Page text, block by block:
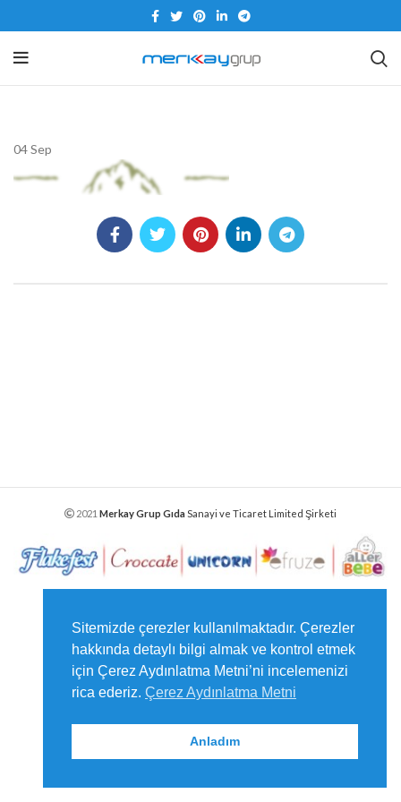
04Sep
2021 Merkay Grup GıdaSanayi ve Ticaret Limited Şirketi
Sitemizde çerezler kullanılmaktadır. Çerezler
hakkında detaylı bilgi almak ve kontrol etmek
için Çerez Aydınlatma Metni’ni incelemenizi
rica ederiz. Çerez Aydınlatma Metni
Anladım